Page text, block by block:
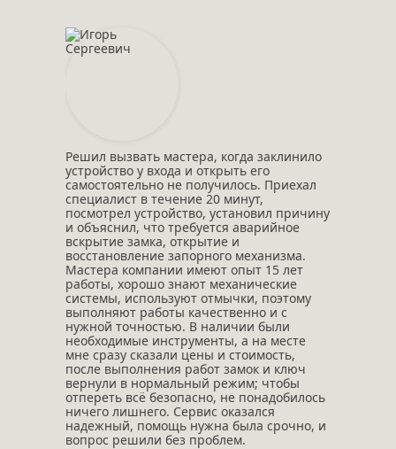
Решил вызвать мастера, когда заклинило
устройство у входа и открыть его
самостоятельно не получилось. Приехал
специалист в течение 20 минут,
посмотрел устройство, установил причину
и объяснил, что требуется аварийное
вскрытие замка, открытие и
восстановление запорного механизма.
Мастера компании имеют опыт 15 лет
работы, хорошо знают механические
системы, используют отмычки, поэтому
выполняют работы качественно и с
нужной точностью. В наличии были
необходимые инструменты, а на месте
мне сразу сказали цены и стоимость,
после выполнения работ замок и ключ
вернули в нормальный режим; чтобы
отпереть всё безопасно, не понадобилось
ничего лишнего. Сервис оказался
надежный, помощь нужна была срочно, и
вопрос решили без проблем.